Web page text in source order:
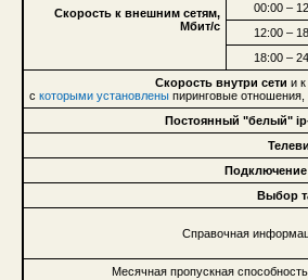
Скорость к внешним сетям,
Мбит/с
00:00 –
12:00 –
18:00 –
Скорость внутри сети и к
с которыми установлены пиринговые отношения,
Постоянный "белый"
Подключение
Выбор
Справочная
Месячная пропускная